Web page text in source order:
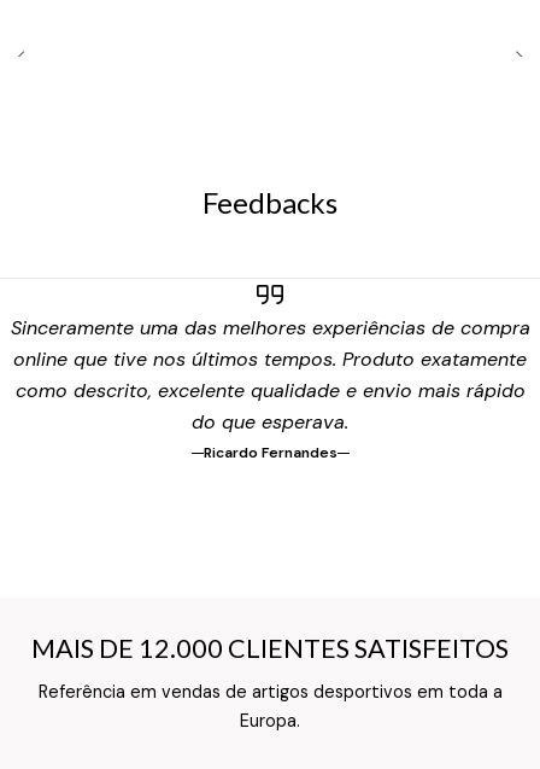
Feedbacks
Sinceramente uma das melhores experiências de compra
online que tive nos últimos tempos. Produto exatamente
como descrito, excelente qualidade e envio mais rápido
do que esperava.
Ricardo Fernandes
MAIS DE 12.000 CLIENTES SATISFEITOS
Referência em vendas de artigos desportivos em toda a
Europa.
MAIS DE 12.000 CLIENTES SATISFEITOS
Texto do Verso do Cartão de Informação